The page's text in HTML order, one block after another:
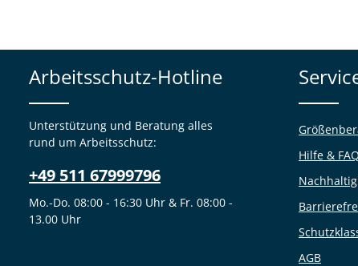
Arbeitsschutz-Hotline
Unterstützung und Beratung alles
rund um Arbeitsschutz:
+49 511 67999796
Mo.-Do. 08:00 - 16:30 Uhr & Fr. 08:00 -
13.00 Uhr
Hilfe & FAQ
AGB